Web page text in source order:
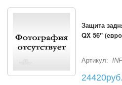
Защита
QX 56"
Артикул:
24420руб.